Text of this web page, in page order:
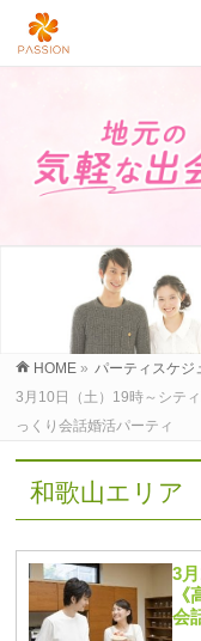
HOME » パーティスケジ
3月10日（土）19時～シテ
っくり会話婚活パーティ
和歌山エリア
3
会